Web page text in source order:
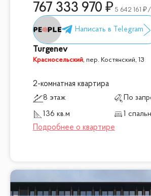
767 333 970 5 642 161 /
Turgenev
Красносельский, пер. Костянский, 13
2-комнатная квартира
8 этаж
По
136 кв.м
1